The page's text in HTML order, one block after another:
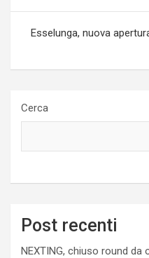
Esselunga, nuova
Cerca
Post recenti
NEXTING, chiuso round da